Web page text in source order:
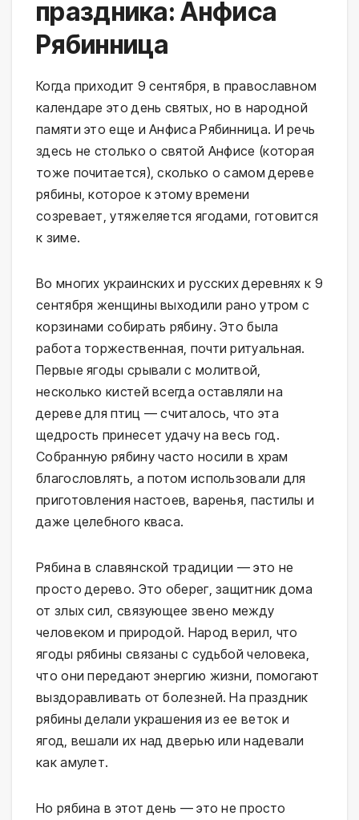
праздника: Анфиса
Рябинница
Когда приходит 9 сентября, в православном
календаре это день святых, но в народной
памяти это еще и Анфиса Рябинница. И речь
здесь не столько о святой Анфисе (которая
тоже почитается), сколько о самом дереве
рябины, которое к этому времени
созревает, утяжеляется ягодами, готовится
к зиме.
Во многих украинских и русских деревнях к 9
сентября женщины выходили рано утром с
корзинами собирать рябину. Это была
работа торжественная, почти ритуальная.
Первые ягоды срывали с молитвой,
несколько кистей всегда оставляли на
дереве для птиц — считалось, что эта
щедрость принесет удачу на весь год.
Собранную рябину часто носили в храм
благословлять, а потом использовали для
приготовления настоев, варенья, пастилы и
даже целебного кваса.
Рябина в славянской традиции — это не
просто дерево. Это оберег, защитник дома
от злых сил, связующее звено между
человеком и природой. Народ верил, что
ягоды рябины связаны с судьбой человека,
что они передают энергию жизни, помогают
выздоравливать от болезней. На праздник
рябины делали украшения из ее веток и
ягод, вешали их над дверью или надевали
как амулет.
Но рябина в этот день — это не просто